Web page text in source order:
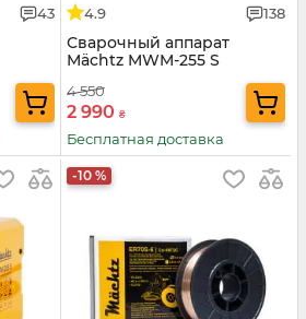
43 4.9 138
Сварочный аппарат
Mächtz MWM-255 S
4 550
2 990 ₴
Бесплатная доставка
-10 %